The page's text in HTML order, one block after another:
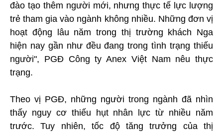
đào tạo thêm người mới, nhưng thực tế lực lượng
trẻ tham gia vào ngành không nhiều. Những đơn vị
hoạt động lâu năm trong thị trường khách Nga
hiện nay gần như đều đang trong tình trạng thiếu
người", PGĐ Công ty Anex Việt Nam nêu thực
trạng.
Theo vị PGĐ, những người trong ngành đã nhìn
thấy nguy cơ thiếu hụt nhân lực từ nhiều năm
trước. Tuy nhiên, tốc độ tăng trưởng của thị